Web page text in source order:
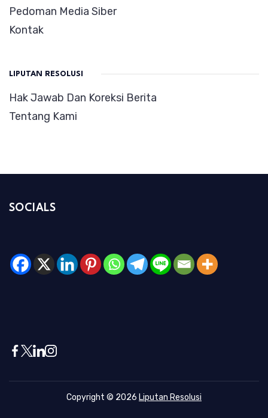
Pedoman Media Siber
Kontak
LIPUTAN RESOLUSI
Hak Jawab Dan Koreksi Berita
Tentang Kami
SOCIALS
Copyright © 2026 Liputan Resolusi